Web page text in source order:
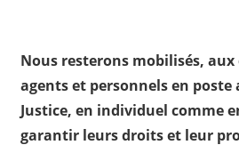
Nous resterons mobilisés, aux
agents et personnels en
Justice, en individuel comme
garantir leurs droits et leur